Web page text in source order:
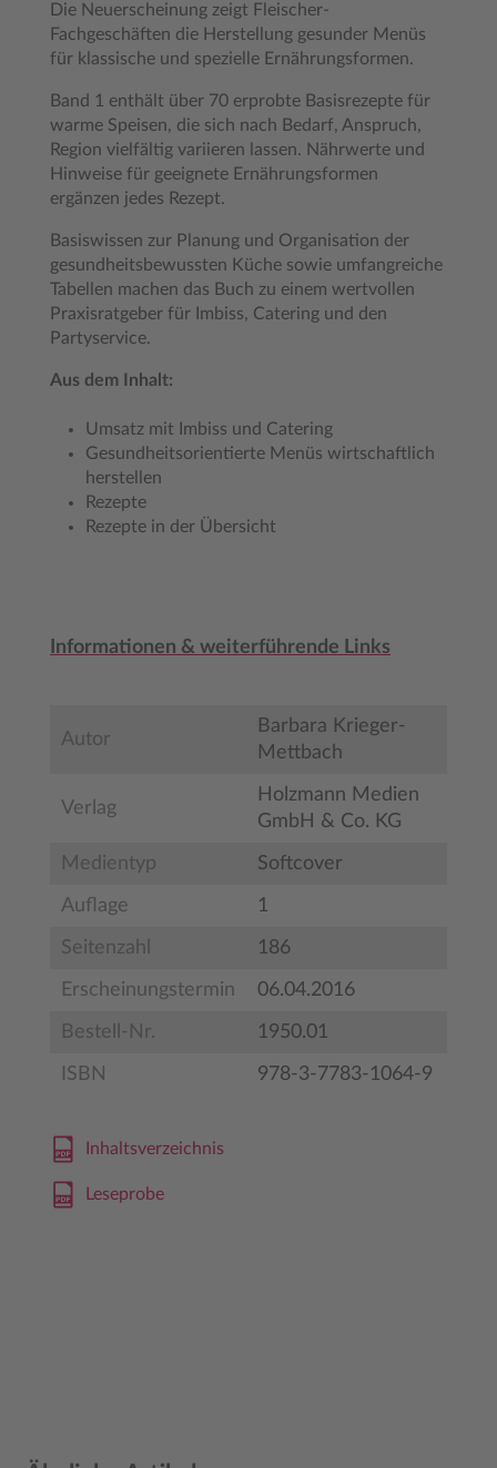
Die Neuerscheinung zeigt Fleischer-
Fachgeschäften die Herstellung gesunder Menüs
für klassische und spezielle Ernährungsformen.
Band 1 enthält über 70 erprobte Basisrezepte für
warme Speisen, die sich nach Bedarf, Anspruch,
Region vielfältig variieren lassen. Nährwerte und
Hinweise für geeignete Ernährungsformen
ergänzen jedes Rezept.
Basiswissen zur Planung und Organisation der
gesundheitsbewussten Küche sowie umfangreiche
Tabellen machen das Buch zu einem wertvollen
Praxisratgeber für Imbiss, Catering und den
Partyservice.
Aus dem Inhalt:
Umsatz mit Imbiss und Catering
Gesundheitsorientierte Menüs wirtschaftlich
herstellen
Rezepte
Rezepte in der Übersicht
Informationen & weiterführende Links
Autor
Barbara Krieger-
Mettbach
Verlag
Holzmann Medien
GmbH & Co. KG
Medientyp Softcover
Auflage 1
Seitenzahl 186
Erscheinungstermin 06.04.2016
Bestell-Nr. 1950.01
ISBN 978-3-7783-1064-9
Inhaltsverzeichnis
Leseprobe